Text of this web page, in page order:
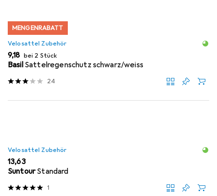
MENGENRABATT
Velosattel Zubehör
EUR
9,18 bei 2 Stück
Basil Sattelregenschutz schwarz/weiss
24
Velosattel Zubehör
EUR
13,63
SuntourStandard
1